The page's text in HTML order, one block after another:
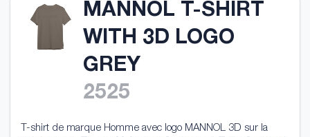
MANNOL T-SHIRT
WITH 3D LOGO
GREY
2525
T-shirt de marque Homme avec logo MANNOL 3D sur la